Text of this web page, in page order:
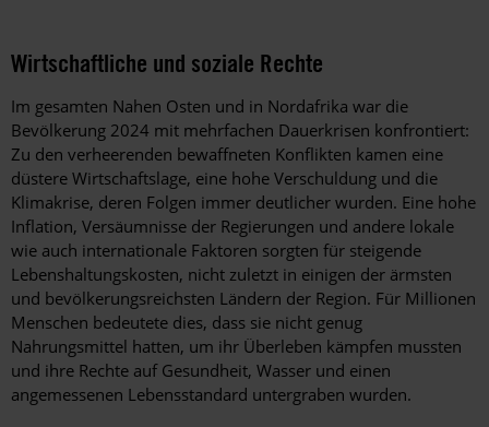
Wirtschaftliche und soziale Rechte
Im gesamten Nahen Osten und in Nordafrika war die
Bevölkerung 2024 mit mehrfachen Dauerkrisen konfrontiert:
Zu den verheerenden bewaffneten Konflikten kamen eine
düstere Wirtschaftslage, eine hohe Verschuldung und die
Klimakrise, deren Folgen immer deutlicher wurden. Eine hohe
Inflation, Versäumnisse der Regierungen und andere lokale
wie auch internationale Faktoren sorgten für steigende
Lebenshaltungskosten, nicht zuletzt in einigen der ärmsten
und bevölkerungsreichsten Ländern der Region. Für Millionen
Menschen bedeutete dies, dass sie nicht genug
Nahrungsmittel hatten, um ihr Überleben kämpfen mussten
und ihre Rechte auf Gesundheit, Wasser und einen
angemessenen Lebensstandard untergraben wurden.